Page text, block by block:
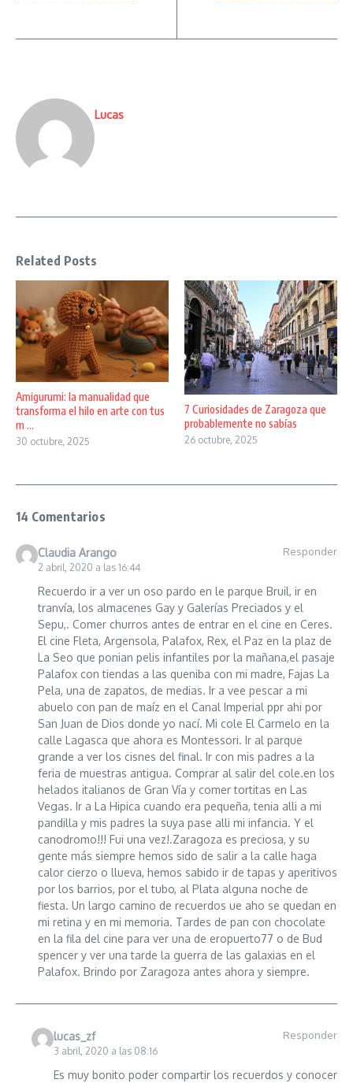
Lucas
Related Posts
Amigurumi: la manualidad que
transforma el hilo en arte con tus
m ...
30 octubre, 2025
7 Curiosidades de Zaragoza que
probablemente no sabías
26 octubre, 2025
14 Comentarios
Claudia Arango
2 abril, 2020 a las 16:44
Responder
Recuerdo ir a ver un oso pardo en le parque Bruil, ir en
tranvía, los almacenes Gay y Galerías Preciados y el
Sepu,. Comer churros antes de entrar en el cine en Ceres.
El cine Fleta, Argensola, Palafox, Rex, el Paz en la plaz de
La Seo que ponian pelis infantiles por la mañana,el pasaje
Palafox con tiendas a las queniba con mi madre, Fajas La
Pela, una de zapatos, de medias. Ir a vee pescar a mi
abuelo con pan de maíz en el Canal Imperial ppr ahi por
San Juan de Dios donde yo nací. Mi cole El Carmelo en la
calle Lagasca que ahora es Montessori. Ir al parque
grande a ver los cisnes del final. Ir con mis padres a la
feria de muestras antigua. Comprar al salir del cole.en los
helados italianos de Gran Vía y comer tortitas en Las
Vegas. Ir a La Hipica cuando era pequeña, tenia alli a mi
pandilla y mis padres la suya pase alli mi infancia. Y el
canodromo!!! Fui una vez!.Zaragoza es preciosa, y su
gente más siempre hemos sido de salir a la calle haga
calor cierzo o llueva, hemos sabido ir de tapas y aperitivos
por los barrios, por el tubo, al Plata alguna noche de
fiesta. Un largo camino de recuerdos ue aho se quedan en
mi retina y en mi memoria. Tardes de pan con chocolate
en la fila del cine para ver una de eropuerto77 o de Bud
spencer y ver una tarde la guerra de las galaxias en el
Palafox. Brindo por Zaragoza antes ahora y siempre.
lucas_zf
3 abril, 2020 a las 08:16
Responder
Es muy bonito poder compartir los recuerdos y conocer